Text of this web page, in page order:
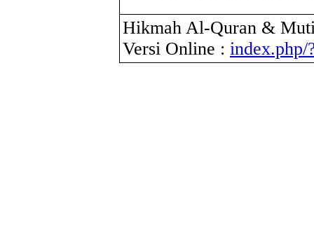
Hikmah Al-Quran &
Versi Online :